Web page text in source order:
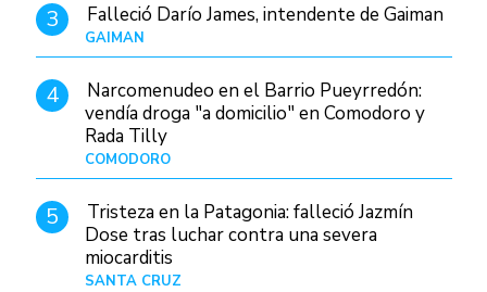
3 Falleció Darío James, intendente de Gaiman
GAIMAN
4
Narcomenudeo en el Barrio Pueyrredón:
vendía droga "a domicilio" en Comodoro y
Rada Tilly
COMODORO
5
Tristeza en la Patagonia: falleció Jazmín
Dose tras luchar contra una severa
miocarditis
SANTA CRUZ